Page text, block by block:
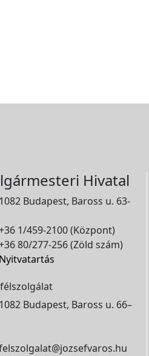
Hivatal
1082 Budapest, Baross u. 63-
1/459-2100 (Központ)
80/277-256 (Zöld szám)
Nyitvatartás
1082 Budapest, Baross u. 66–